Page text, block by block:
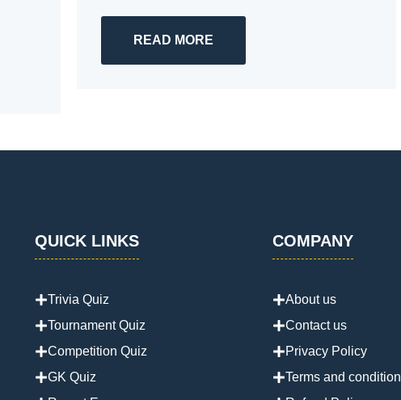
READ MORE
QUICK LINKS
Trivia Quiz
Tournament Quiz
Competition Quiz
GK Quiz
COMPANY
About us
Contact us
Privacy Policy
Terms and condition